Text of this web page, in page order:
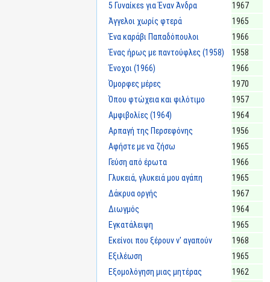
5 Γυναίκεs για Έναν Άνδρα
1967
Άγγελοι χωρίς φτερά
1965
Ένα καράβι Παπαδόπουλοι
1966
Ένας ήρως με παντούφλες (1958)
1958
Ένοχοι (1966)
1966
Όμορφες μέρες
1970
Όπου φτώχεια και φιλότιμο
1957
Αμφιβολίες (1964)
1964
Αρπαγή της Περσεφόνης
1956
Αφήστε με να ζήσω
1965
Γεύση από έρωτα
1966
Γλυκειά, γλυκειά μου αγάπη
1965
Δάκρυα οργής
1967
Διωγμός
1964
Εγκατάλειψη
1965
Εκείνοι που ξέρουν ν' αγαπούν
1968
Εξιλέωση
1965
Εξομολόγηση μιας μητέρας
1962